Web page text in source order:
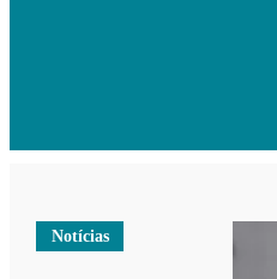
Notícias